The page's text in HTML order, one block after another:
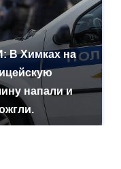
В Химках на
напали и